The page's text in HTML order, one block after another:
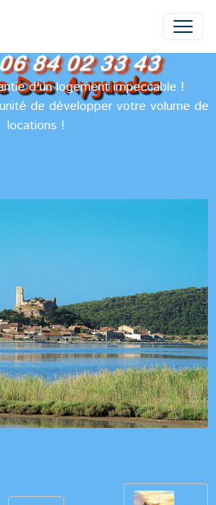
d'un logement impeccable !
de développer votre volume de
locations !